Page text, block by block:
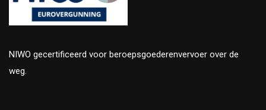
NIWO gecertificeerd voor beroepsgoederenvervoer over de
weg.